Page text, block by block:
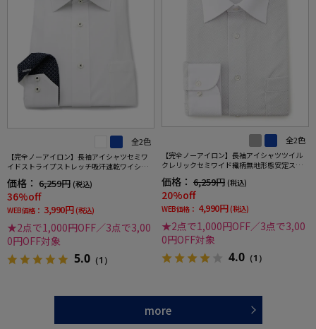
全2色
【完全ノーアイロン】長袖アイシャツセミワ
イドストライプストレッチ吸汗速乾ワイシャ
ツi-shirt通年
価格： 6,259円 (税込)
36%off
WEB価格： 3,990円 (税込)
★2点で1,000円OFF／3点で3,00
0円OFF対象
5.0 （1）
全2色
【完全ノーアイロン】長袖アイシャツツイル
クレリックセミワイド織柄無地形態安定スト
価格： 6,259円 (税込)
20%off
WEB価格： 4,990円 (税込)
★2点で1,000円OFF／3点で3,00
0円OFF対象
4.0 （1）
more